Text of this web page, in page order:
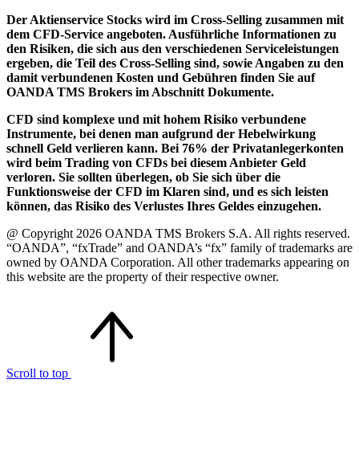
Der Aktienservice Stocks wird im Cross-Selling zusammen mit
dem CFD-Service angeboten. Ausführliche Informationen zu
den Risiken, die sich aus den verschiedenen Serviceleistungen
ergeben, die Teil des Cross-Selling sind, sowie Angaben zu den
damit verbundenen Kosten und Gebühren finden Sie auf
OANDA TMS Brokers im Abschnitt Dokumente.
CFD sind komplexe und mit hohem Risiko verbundene
Instrumente, bei denen man aufgrund der Hebelwirkung
schnell Geld verlieren kann. Bei 76% der Privatanlegerkonten
wird beim Trading von CFDs bei diesem Anbieter Geld
verloren. Sie sollten überlegen, ob Sie sich über die
Funktionsweise der CFD im Klaren sind, und es sich leisten
können, das Risiko des Verlustes Ihres Geldes einzugehen.
@ Copyright 2026 OANDA TMS Brokers S.A. All rights reserved.
“OANDA”, “fxTrade” and OANDA’s “fx” family of trademarks are
owned by OANDA Corporation. All other trademarks appearing on
this website are the property of their respective owner.
Scroll to top